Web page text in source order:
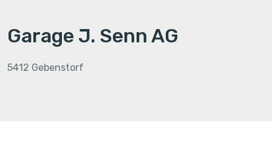
Garage J. Senn AG
5412 Gebenstorf